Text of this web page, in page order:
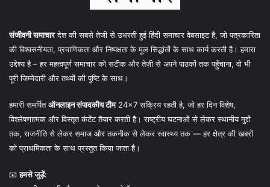
संजीवनी समाचारदेश की सबसे तेजी से उभरती हुई हिंदी समाचार वेबसाइट है, जो पत्रकारिता
की विश्वसनीयता, प्रमाणिकता और निष्पक्षता के मूल सिद्धांतों के साथ कार्य करती है। हमारा
उद्देश्य है – हर महत्वपूर्ण समाचार को सटीक और तेज़ी से अपने पाठकों तक पहुँचाना, वो भी
पूरी जिम्मेदारी और तथ्यों की पुष्टि के साथ।
हमारी समर्पितऑनलाइन संपादकीय टीम24×7 सक्रिय रहती है, जो हर दिन विशेष,
विश्लेषणात्मक और विस्तृत कंटेंट तैयार करती है। राष्ट्रीय घटनाओं से लेकर स्थानीय मुद्दों
तक, राजनीति से लेकर समाज और तकनीक से लेकर स्वास्थ्य तक — हर क्षेत्र की खबरों
को प्राथमिकता के साथ प्रस्तुत किया जाता है।
📧हमसे जुड़ें: